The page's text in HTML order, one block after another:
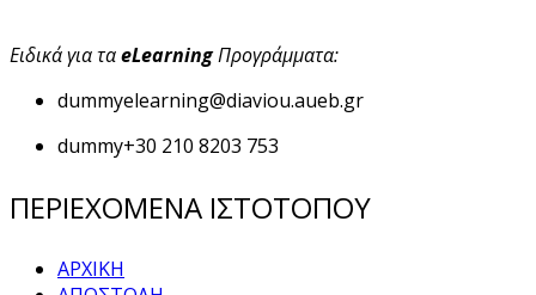
Ειδικά για ταeLearningΠρογράμματα:
dummyelearning@diaviou.aueb.gr
dummy+30 210 8203 753
ΠΕΡΙΕΧΟΜΕΝΑ ΙΣΤΟΤΟΠΟΥ
ΑΡΧΙΚΗ